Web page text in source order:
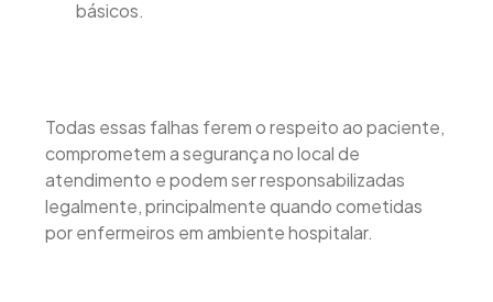
básicos.
Todas essas falhas ferem o respeito ao paciente,
comprometem a segurança no local de
atendimento e podem ser responsabilizadas
legalmente, principalmente quando cometidas
por enfermeiros em ambiente hospitalar.